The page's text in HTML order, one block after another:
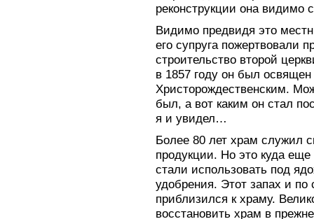
реконструкции она видимо
Видимо предвидя это
его супруга пожертвовали
строительство второй
в 1857 году он был
Христорождественским.
был, а вот каким он стал
я и увидел…
Более 80 лет храм служил
продукции. Но это куда
стали использовать под
удобрения. Этот запах и по
приблизился к храму.
восстановить храм в